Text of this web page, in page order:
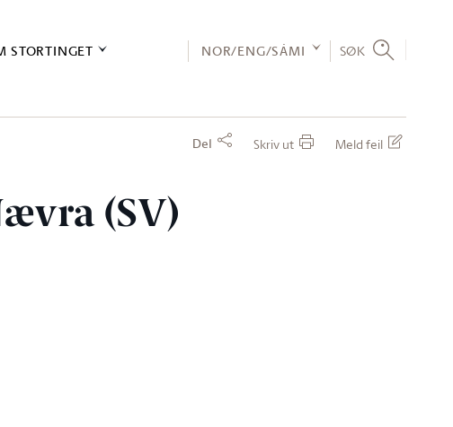
STORTINGET NOR/ENG/SÁMI SØK
Del Skriv ut Meld feil
(SV)